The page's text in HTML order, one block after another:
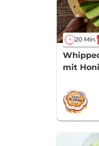
20 Min.
mit